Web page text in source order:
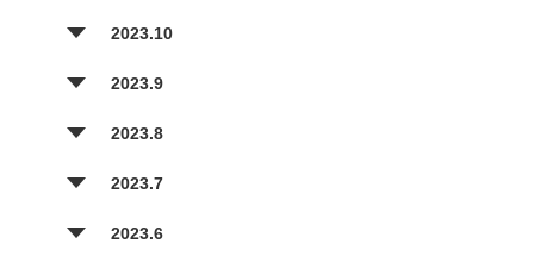
2023.10
2023.9
2023.8
2023.7
2023.6